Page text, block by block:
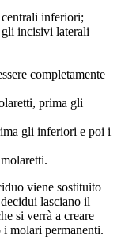
inferiori;
incisivi laterali
completamente
prima gli
gli inferiori e poi i
viene sostituito
lasciano il
si verrà a creare
molari permanenti.